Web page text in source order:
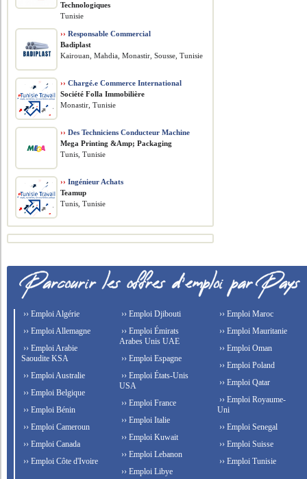
Technologiques
Tunisie
›› Responsable Commercial
Badiplast
Kairouan, Mahdia, Monastir, Sousse, Tunisie
›› Chargé.e Commerce International
Société Folla Immobilière
Monastir, Tunisie
›› Des Techniciens Conducteur Machine
Mega Printing &Amp; Packaging
Tunis, Tunisie
›› Ingénieur Achats
Teamup
Tunis, Tunisie
›› Emploi Algérie
›› Emploi Allemagne
›› Emploi Arabie
Saoudite KSA
›› Emploi Australie
›› Emploi Belgique
›› Emploi Bénin
›› Emploi Cameroun
›› Emploi Canada
›› Emploi Côte d'Ivoire
›› Emploi Djibouti
›› Emploi Émirats
Arabes Unis UAE
›› Emploi Espagne
›› Emploi États-Unis
USA
›› Emploi France
›› Emploi Italie
›› Emploi Kuwait
›› Emploi Lebanon
›› Emploi Libye
›› Emploi Maroc
›› Emploi Mauritanie
›› Emploi Oman
›› Emploi Poland
›› Emploi Qatar
›› Emploi Royaume-
Uni
›› Emploi Senegal
›› Emploi Suisse
›› Emploi Tunisie